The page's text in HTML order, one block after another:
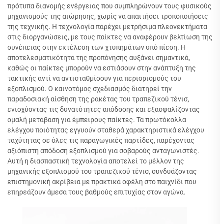
πρότυπα διανομής ενέργειας που συμπληρώνουν τους φυσικούς
μηχανισμούς της αιώρησης, χωρίς να απαιτήσει τροποποιήσεις
της τεχνικής. Η τεχνολογία παρέχει μετρήσιμα πλεονεκτήματα
στις διοργανώσεις, με τους παίκτες να αναφέρουν βελτίωση της
συνέπειας στην εκτέλεση των χτυπημάτων υπό πίεση. Η
αποτελεσματικότητα της προπόνησης αυξάνει σημαντικά,
καθώς οι παίκτες μπορούν να εστιάσουν στην ανάπτυξη της
τακτικής αντί να αντισταθμίσουν για περιορισμούς του
εξοπλισμού. Ο καινοτόμος σχεδιασμός διατηρεί την
παραδοσιακή αίσθηση της ρακέτας του τραπεζικού τένισ,
ενισχύοντας τις δυνατότητες απόδοσης και εξασφαλίζοντας
ομαλή μετάβαση για έμπειρους παίκτες. Τα πρωτόκολλα
ελέγχου ποιότητας εγγυούν σταθερά χαρακτηριστικά ελέγχου
ταχύτητας σε όλες τις παραγωγικές παρτίδες, παρέχοντας
αξιόπιστη απόδοση εξοπλισμού για σοβαρούς ανταγωνιστές.
Αυτή η διασπαστική τεχνολογία αποτελεί το μέλλον της
μηχανικής εξοπλισμού του τραπεζικού τένισ, συνδυάζοντας
επιστημονική ακρίβεια με πρακτικά οφέλη στο παιχνίδι που
επηρεάζουν άμεσα τους βαθμούς επιτυχίας στον αγώνα.